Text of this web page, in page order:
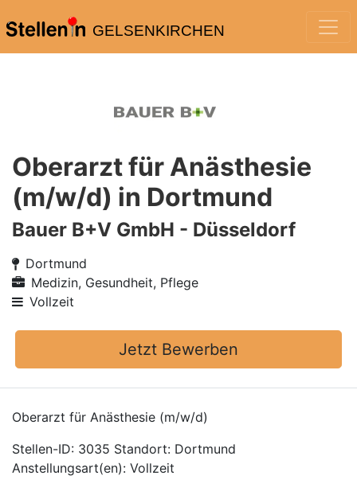
GELSENKIRCHEN
Oberarzt für Anästhesie
(m/w/d) in Dortmund
Bauer B+V GmbH - Düsseldorf
Dortmund
Medizin, Gesundheit, Pflege
Vollzeit
Jetzt Bewerben
Oberarzt für Anästhesie (m/w/d)
Stellen-ID: 3035 Standort: Dortmund
Anstellungsart(en): Vollzeit